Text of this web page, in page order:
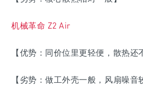
机械革命 Z2 Air
【优势：同价位里更轻便，散热还
【劣势：做工外壳一般，风扇噪音